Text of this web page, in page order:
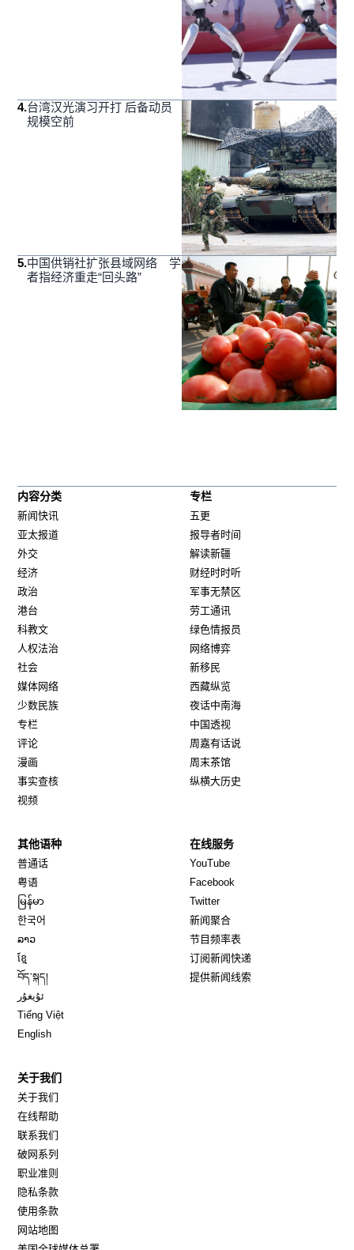
4.台湾汉光演习开打 后备动员
规模空前
5.中国供销社扩张县域网络 学
者指经济重走“回头路”
内容分类
新闻快讯
亚太报道
外交
经济
政治
港台
科教文
人权法治
社会
媒体网络
少数民族
专栏
评论
漫画
事实查核
视频
专栏
五更
报导者时间
解读新疆
财经时时听
军事无禁区
劳工通讯
绿色情报员
网络博弈
新移民
西藏纵览
夜话中南海
中国透视
周嘉有话说
周末茶馆
纵横大历史
其他语种
普通话
粤语
မြန်မာ
한국어
ລາວ
ខ្មែ
བོད་སྐད།
ئۇيغۇر
Tiếng Việt
English
在线服务
YouTube
Facebook
TwitterOpens in new window
新闻聚合
节目频率表
订阅新闻快递
提供新闻线索
关于我们
关于我们
在线帮助
联系我们
破网系列
职业准则
隐私条款
使用条款
网站地图